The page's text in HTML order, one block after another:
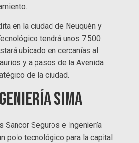
en la ciudad de Neuquén y
tendrá unos 7.500
ubicado en cercanías al
y a pasos de la Avenida
de la ciudad.
SIMA
Sancor Seguros e Ingeniería
polo tecnológico para la capital